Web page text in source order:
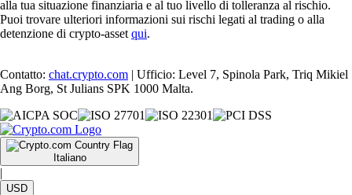
alla tua situazione finanziaria e al tuo livello di tolleranza al rischio.
Puoi trovare ulteriori informazioni sui rischi legati al trading o alla
detenzione di crypto-asset qui.
Contatto: chat.crypto.com | Ufficio: Level 7, Spinola Park, Triq Mikiel
Ang Borg, St Julians SPK 1000 Malta.
Italiano
|
USD